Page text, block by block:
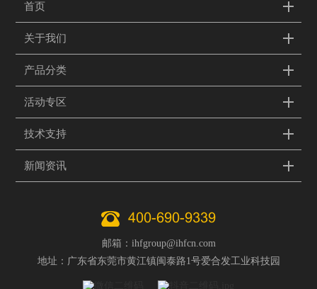
首页
关于我们
产品分类
活动专区
技术支持
新闻资讯
400-690-9339
邮箱：ihfgroup@ihfcn.com
地址：广东省东莞市黄江镇闽泰路1号爱合发工业科技园